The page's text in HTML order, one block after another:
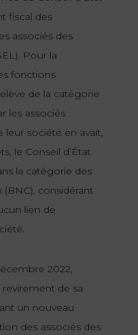
fiscal des
associés des
Pour la
fonctions
de la catégorie
les associés
leur société en avait,
le Conseil d’État
la catégorie des
considérant
lien de
2022,
revirement de sa
un nouveau
des associés des